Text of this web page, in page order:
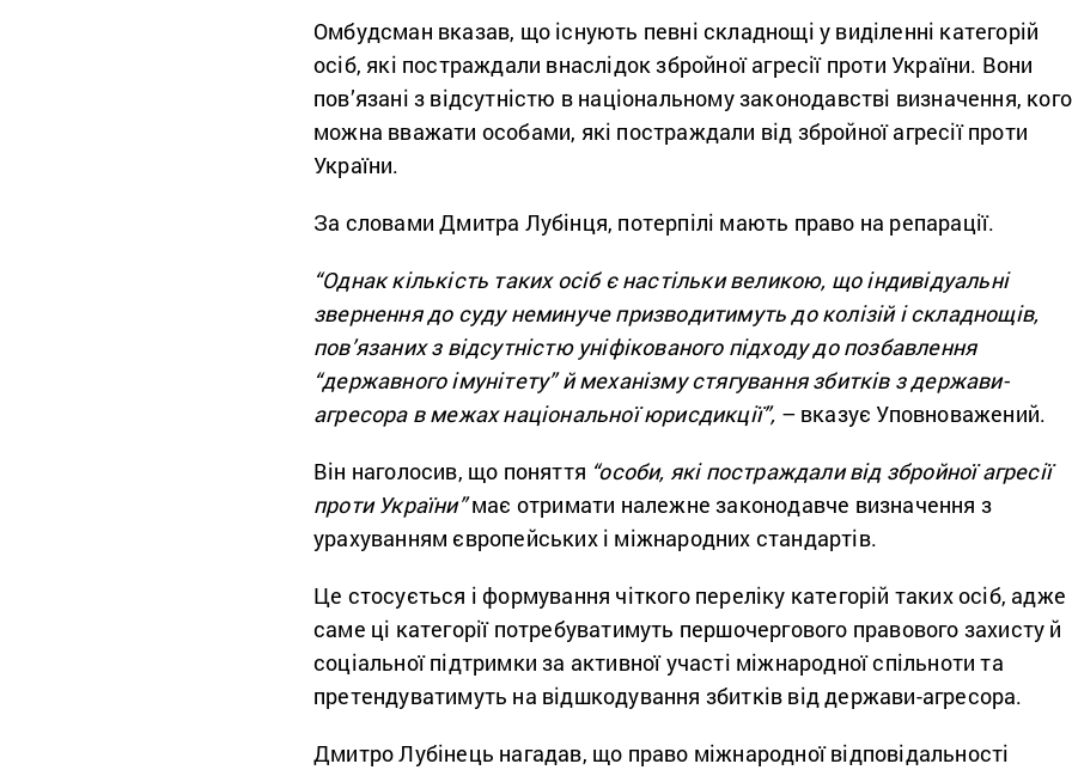
Омбудсман вказав, що існують певні складнощі у виділенні категорій
осіб, які постраждали внаслідок збройної агресії проти України. Вони
пов’язані з відсутністю в національному законодавстві визначення, кого
можна вважати особами, які постраждали від збройної агресії проти
України.
За словами Дмитра Лубінця, потерпілі мають право на репарації.
“Однак кількість таких осіб є настільки великою, що індивідуальні
звернення до суду неминуче призводитимуть до колізій і складнощів,
пов’язаних з відсутністю уніфікованого підходу до позбавлення
“державного імунітету” й механізму стягування збитків з держави-
агресора в межах національної юрисдикції”, – вказує Уповноважений.
Він наголосив, що поняття “особи, які постраждали від збройної агресії
проти України”має отримати належне законодавче визначення з
урахуванням європейських і міжнародних стандартів.
Це стосується і формування чіткого переліку категорій таких осіб, адже
саме ці категорії потребуватимуть першочергового правового захисту й
соціальної підтримки за активної участі міжнародної спільноти та
претендуватимуть на відшкодування збитків від держави-агресора.
Дмитро Лубінець нагадав, що право міжнародної відповідальності